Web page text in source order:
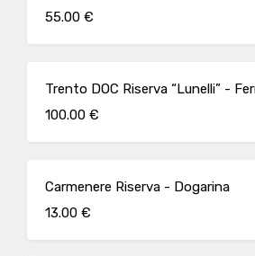
55.00 €
Trento DOC Riserva “Lunelli” -
100.00 €
Carmenere Riserva - Dogarina
13.00 €